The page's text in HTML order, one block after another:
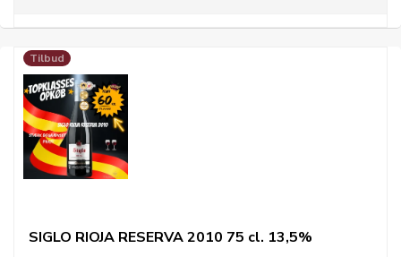
Tilbud
SIGLO RIOJA RESERVA 2010 75 cl. 13,5%